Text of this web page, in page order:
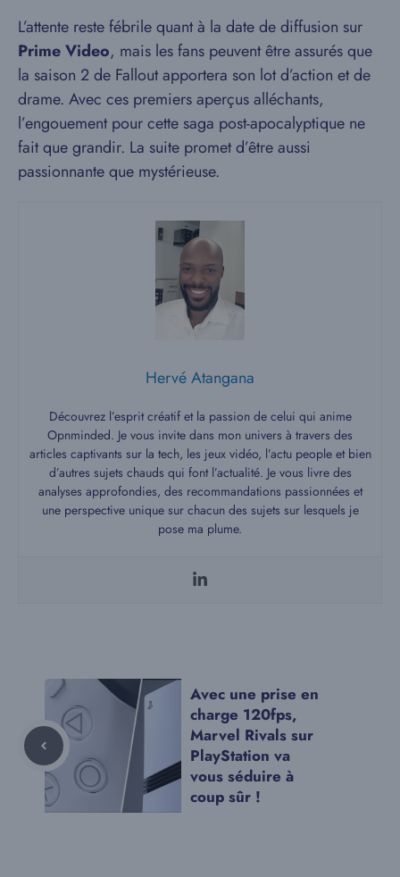
L’attente reste fébrile quant à la date de diffusion sur
Prime Video, mais les fans peuvent être assurés que
la saison 2 de Fallout apportera son lot d’action et de
drame. Avec ces premiers aperçus alléchants,
l’engouement pour cette saga post-apocalyptique ne
fait que grandir. La suite promet d’être aussi
passionnante que mystérieuse.
Hervé Atangana
Découvrez l’esprit créatif et la passion de celui qui anime
Opnminded. Je vous invite dans mon univers à travers des
articles captivants sur la tech, les jeux vidéo, l’actu people et bien
d’autres sujets chauds qui font l’actualité. Je vous livre des
analyses approfondies, des recommandations passionnées et
une perspective unique sur chacun des sujets sur lesquels je
pose ma plume.
Avec une prise en
charge 120fps,
Marvel Rivals sur
PlayStation va
vous séduire à
coup sûr !